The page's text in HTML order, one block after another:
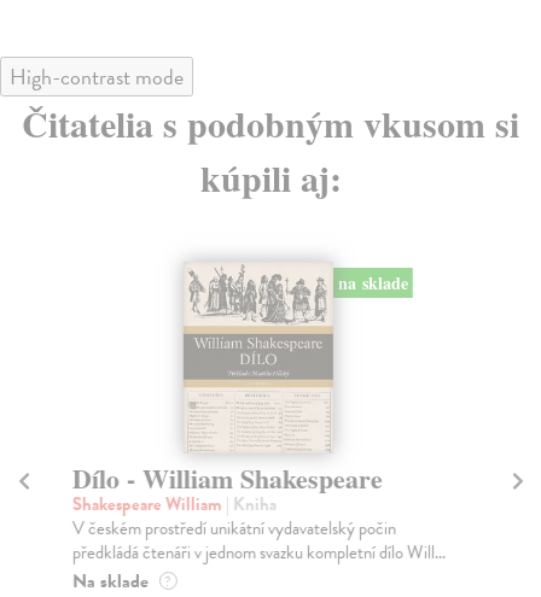
High-contrast mode
Čitatelia s podobným vkusom si
kúpili aj:
na sklade
Dílo - William Shakespeare
Shakespeare William | Kniha
V českém prostředí unikátní vydavatelský počin
předkládá čtenáři v jednom svazku kompletní dílo Will...
Na sklade ?